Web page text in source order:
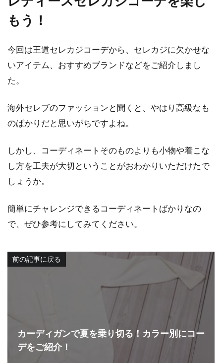
もう！
今回は王道セレカジコーデから、セレカジに欠かせな
いアイテム、おすすめブランドなどをご紹介しまし
た。
海外セレブのファッションと聞くと、やはり高級なも
のばかりだと思いがちですよね。
しかし、コーディネートそのものよりも小物や着こな
し方を工夫が大切ということがおわかりいただけたで
しょうか。
簡単にチャレンジできるコーディネートばかりなの
で、ぜひ参考にしてみてください。
前の記事に戻る
カーディガンで夏を乗り切る！カラー別にコー
デをご紹介！